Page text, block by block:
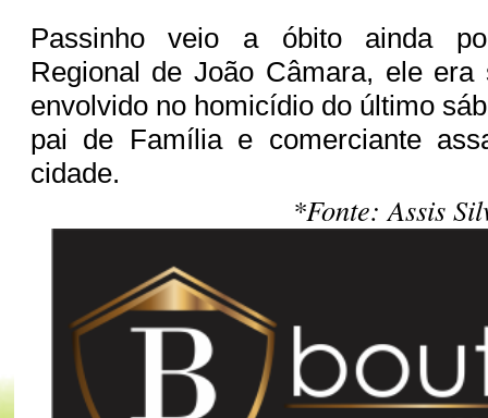
Passinho veio a óbito ainda
Regional de João Câmara, ele era
envolvido no homicídio do último
pai de Família e comerciante
cidade.
*Fonte: Assis